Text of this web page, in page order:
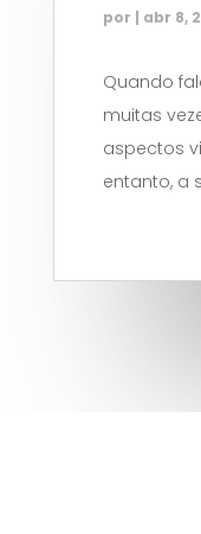
por | abr 8,
Quando
muitas
aspectos
entanto, a